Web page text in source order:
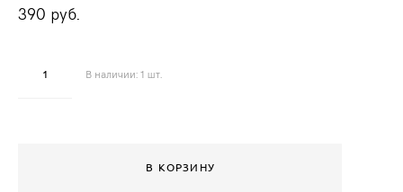
390 pуб.
В наличии:1 шт.
В КОРЗИНУ